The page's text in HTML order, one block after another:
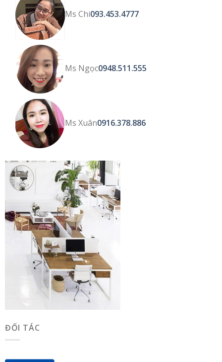
Ms Chi093.453.4777
Ms Ngọc0948.511.555
Ms Xuân0916.378.886
ĐỐI TÁC